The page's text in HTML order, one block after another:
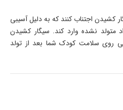
کشیدن اجتناب کنند که به دلیل آسیبی
متولد نشده وارد کند. سیگار کشیدن
روی سلامت کودک شما بعد از تولد